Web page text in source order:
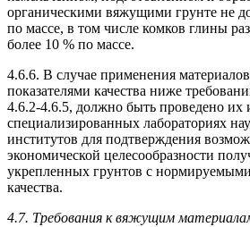
органическими вяжущими грунте не
по массе, в том числе комков глины
более 10 % по массе.
4.6.6. В случае применения
показателями качества ниже
4.6.2-4.6.5, должно быть проведено их
специализированных лабораториях
институтов для подтверждения
экономической целесообразности
укрепленных грунтов с
качества.
4.7. Требования к вяжущим